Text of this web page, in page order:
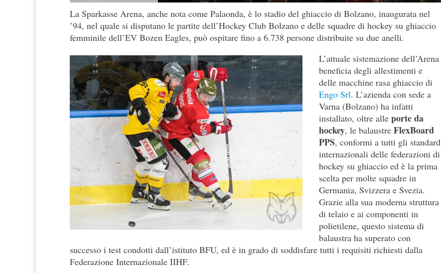
La Sparkasse Arena, anche nota come Palaonda, è lo stadio del ghiaccio di Bolzano, inaugurata nel
’94, nel quale si disputano le partite dell’Hockey Club Bolzano e delle squadre di hockey su ghiaccio
femminile dell’EV Bozen Eagles, può ospitare fino a 6.738 persone distribuite su due anelli.
L’attuale sistemazione dell’Arena
beneficia degli allestimenti e
delle macchine rasa ghiaccio di
Engo Srl. L’azienda con sede a
Varna (Bolzano) ha infatti
installato, oltre alle porte da
hockey, le balaustre FlexBoard
PPS, conformi a tutti gli standard
internazionali delle federazioni di
hockey su ghiaccio ed è la prima
scelta per molte squadre in
Germania, Svizzera e Svezia.
Grazie alla sua moderna struttura
di telaio e ai componenti in
polietilene, questo sistema di
balaustra ha superato con
successo i test condotti dall’istituto BFU, ed è in grado di soddisfare tutti i requisiti richiesti dalla
Federazione Internazionale IIHF.